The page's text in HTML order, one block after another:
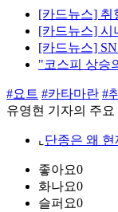
[카드뉴스] 취
[카드뉴스] 시
[카드뉴스]
"코스피 상승
#요트 #카타마란 #
유영현 기자의 주요
⌞ 단종은 왜
좋아요0
화나요0
슬퍼요0